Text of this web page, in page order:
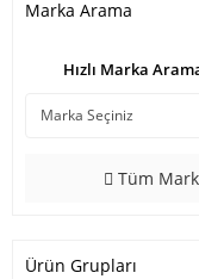
Marka Arama
Hızlı Marka
Tüm
Ürün Grupları